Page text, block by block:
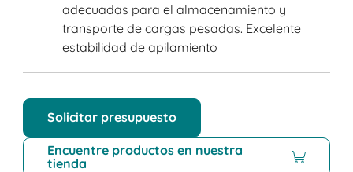
adecuadas para el almacenamiento y
transporte de cargas pesadas. Excelente
estabilidad de apilamiento
Solicitar presupuesto
Encuentre productos en nuestra
tienda